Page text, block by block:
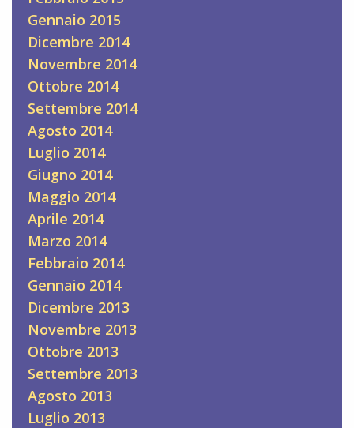
Gennaio 2015
Dicembre 2014
Novembre 2014
Ottobre 2014
Settembre 2014
Agosto 2014
Luglio 2014
Giugno 2014
Maggio 2014
Aprile 2014
Marzo 2014
Febbraio 2014
Gennaio 2014
Dicembre 2013
Novembre 2013
Ottobre 2013
Settembre 2013
Agosto 2013
Luglio 2013